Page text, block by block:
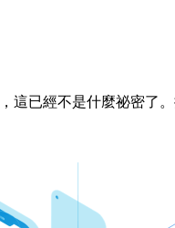
這已經不是什麼祕密了